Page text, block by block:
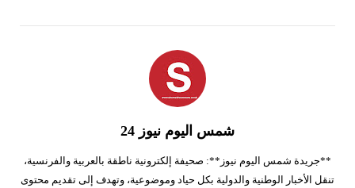
شمس اليوم نيوز 24
**جريدة شمس اليوم نيوز**: صحيفة إلكترونية ناطقة بالعربية والفرنسية،
تنقل الأخبار الوطنية والدولية بكل حياد وموضوعية، وتهدف إلى تقديم محتوى